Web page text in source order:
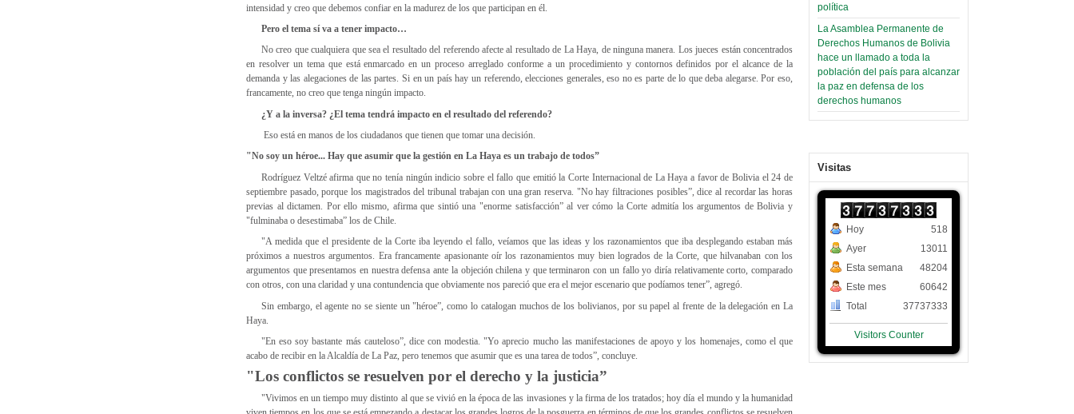
intensidad y creo que debemos confiar en la madurez de los que participan en él.
Pero el tema sí va a tener impacto…
No creo que cualquiera que sea el resultado del referendo afecte al resultado de La Haya, de ninguna manera. Los jueces están concentrados
en resolver un tema que está enmarcado en un proceso arreglado conforme a un procedimiento y contornos definidos por el alcance de la
demanda y las alegaciones de las partes. Si en un país hay un referendo, elecciones generales, eso no es parte de lo que deba alegarse. Por eso,
francamente, no creo que tenga ningún impacto.
¿Y a la inversa? ¿El tema tendrá impacto en el resultado del referendo?
Eso está en manos de los ciudadanos que tienen que tomar una decisión.
"No soy un héroe... Hay que asumir que la gestión en La Haya es un trabajo de todos”
Rodríguez Veltzé afirma que no tenía ningún indicio sobre el fallo que emitió la Corte Internacional de La Haya a favor de Bolivia el 24 de
septiembre pasado, porque los magistrados del tribunal trabajan con una gran reserva. "No hay filtraciones posibles”, dice al recordar las horas
previas al dictamen. Por ello mismo, afirma que sintió una "enorme satisfacción” al ver cómo la Corte admitía los argumentos de Bolivia y
"fulminaba o desestimaba” los de Chile.
"A medida que el presidente de la Corte iba leyendo el fallo, veíamos que las ideas y los razonamientos que iba desplegando estaban más
próximos a nuestros argumentos. Era francamente apasionante oír los razonamientos muy bien logrados de la Corte, que hilvanaban con los
argumentos que presentamos en nuestra defensa ante la objeción chilena y que terminaron con un fallo yo diría relativamente corto, comparado
con otros, con una claridad y una contundencia que obviamente nos pareció que era el mejor escenario que podíamos tener”, agregó.
Sin embargo, el agente no se siente un "héroe”, como lo catalogan muchos de los bolivianos, por su papel al frente de la delegación en La
Haya.
"En eso soy bastante más cauteloso”, dice con modestia. "Yo aprecio mucho las manifestaciones de apoyo y los homenajes, como el que
acabo de recibir en la Alcaldía de La Paz, pero tenemos que asumir que es una tarea de todos”, concluye.
"Los conflictos se resuelven por el derecho y la justicia”
"Vivimos en un tiempo muy distinto al que se vivió en la época de las invasiones y la firma de los tratados; hoy día el mundo y la humanidad
política
La Asamblea Permanente de
Derechos Humanos de Bolivia
hace un llamado a toda la
población del país para alcanzar
la paz en defensa de los
derechos humanos
Visitas
Hoy
Ayer
Esta semana
Este mes
Total
518
13011
48204
60642
37737333
Visitors Counter